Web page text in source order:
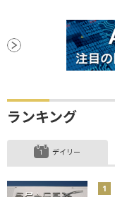
ランキング
デイリー